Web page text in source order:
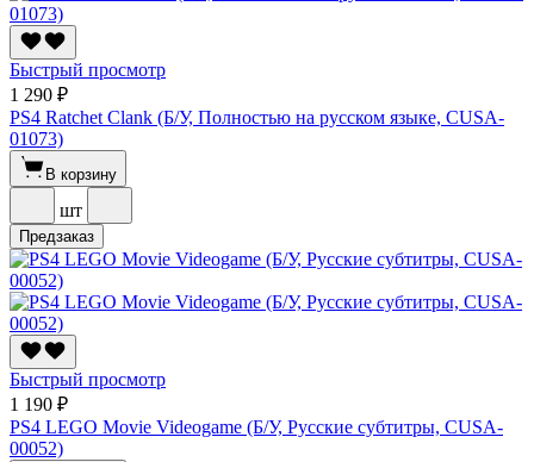
Быстрый просмотр
1 290 ₽
PS4 Ratchet Сlank (Б/У, Полностью на русском языке, CUSA-
01073)
В корзину
шт
Предзаказ
Быстрый просмотр
1 190 ₽
PS4 LEGO Movie Videogame (Б/У, Русские субтитры, CUSA-
00052)